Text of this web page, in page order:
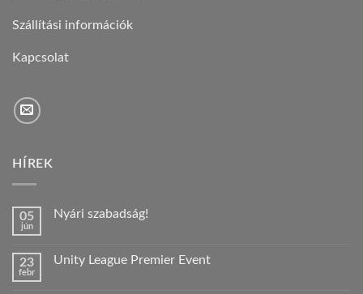
Szállítási információk
Kapcsolat
HÍREK
05
jún
Nyári szabadság!
Nyári
23
febr
Unity League Premier Event